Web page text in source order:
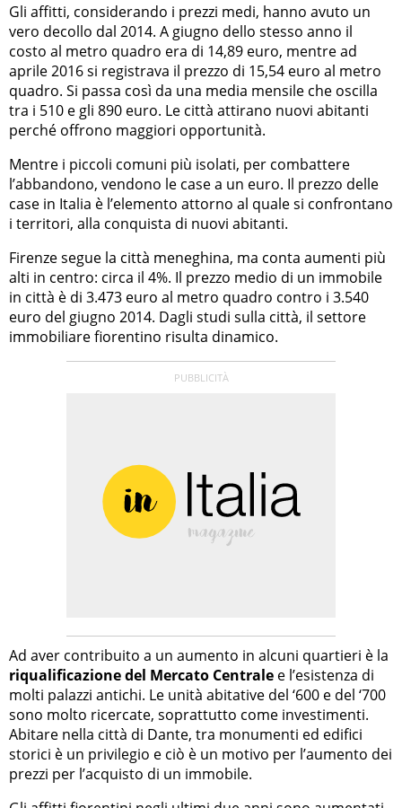
Gli affitti, considerando i prezzi medi, hanno avuto un
vero decollo dal 2014. A giugno dello stesso anno il
costo al metro quadro era di 14,89 euro, mentre ad
aprile 2016 si registrava il prezzo di 15,54 euro al metro
quadro. Si passa così da una media mensile che oscilla
tra i 510 e gli 890 euro. Le città attirano nuovi abitanti
perché offrono maggiori opportunità.
Mentre i piccoli comuni più isolati, per combattere
l’abbandono, vendono le case a un euro. Il prezzo delle
case in Italia è l’elemento attorno al quale si confrontano
i territori, alla conquista di nuovi abitanti.
Firenze segue la città meneghina, ma conta aumenti più
alti in centro: circa il 4%. Il prezzo medio di un immobile
in città è di 3.473 euro al metro quadro contro i 3.540
euro del giugno 2014. Dagli studi sulla città, il settore
immobiliare fiorentino risulta dinamico.
Ad aver contribuito a un aumento in alcuni quartieri è la
riqualificazione del Mercato Centrale e l’esistenza di
molti palazzi antichi. Le unità abitative del ‘600 e del ‘700
sono molto ricercate, soprattutto come investimenti.
Abitare nella città di Dante, tra monumenti ed edifici
storici è un privilegio e ciò è un motivo per l’aumento dei
prezzi per l’acquisto di un immobile.